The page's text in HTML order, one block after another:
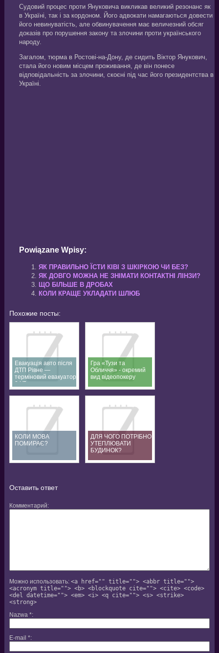
Судовий процес проти Януковича викликав великий резонанс як
в Україні, так і за кордоном. Його адвокати намагаються довести
його невинуватість, але обвинувачення має величезний обсяг
доказів про порушення закону та злочини проти українського
народу.
Загалом, тюрма в Ростові-на-Дону, де сидить Віктор Янукович,
стала його новим місцем проживання, де він понесе
відповідальність за злочини, скоєні під час його президентства в
Україні.
Powiązane Wpisy:
ЯК ПРАВИЛЬНО ЇСТИ КІВІ З ШКІРКОЮ ЧИ БЕЗ?
ЯК ДОВГО МОЖНА НЕ ЗНІМАТИ КОНТАКТНІ ЛІНЗИ?
ЩО БІЛЬШЕ В ДРОБАХ
КОЛИ КРАЩЕ УКЛАДАТИ ШЛЮБ
Похожие посты:
Евакуація авто після
ДТП Рівне —
терміновий евакуатор
24/7
Гра «Тузи та
Обличчя» - окремий
вид відеопокеру
КОЛИ МОВА
ПОМИРАЄ?
ДЛЯ ЧОГО ПОТРІБНО
УТЕПЛЮВАТИ
БУДИНОК?
Оставить ответ
Комментарий
Можно использовать: <a href="" title=""> <abbr title="">
<acronym title=""> <b> <blockquote cite=""> <cite> <code>
<del datetime=""> <em> <i> <q cite=""> <s> <strike>
<strong>
Nazwa *
E-mail *